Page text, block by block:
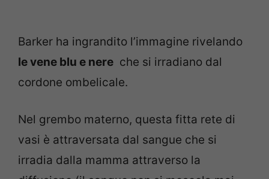
Barker ha ingrandito l’immagine rivelando
le vene blu e nere che si irradiano dal
cordone ombelicale.
Nel grembo materno, questa fitta rete di
vasi è attraversata dal sangue che si
irradia dalla mamma attraverso la